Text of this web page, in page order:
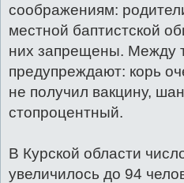
соображениям:
местной баптистской
них запрещены. Между
предупреждают: корь
не получил вакцину,
стопроцентный.
В Курской области
увеличилось до 94